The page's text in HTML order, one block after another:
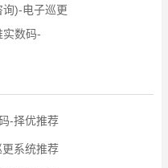
)-电子巡更
实数码-
-择优推荐
系统推荐